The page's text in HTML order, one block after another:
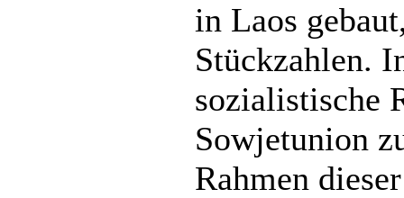
in Laos
Stückzahlen.
sozialistische
Sowjetunion
Rahmen